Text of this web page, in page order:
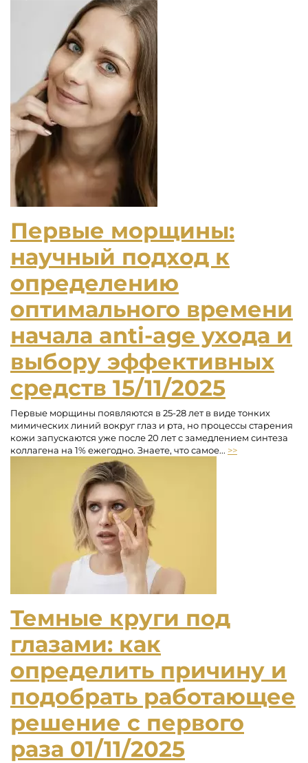
Первые морщины:
научный подход к
определению
оптимального времени
начала anti-age ухода и
выбору эффективных
средств 15/11/2025
Первые морщины появляются в 25-28 лет в виде тонких
мимических линий вокруг глаз и рта, но процессы старения
кожи запускаются уже после 20 лет с замедлением синтеза
коллагена на 1% ежегодно. Знаете, что самое... >>
Темные круги под
глазами: как
определить причину и
подобрать работающее
решение с первого
раза 01/11/2025